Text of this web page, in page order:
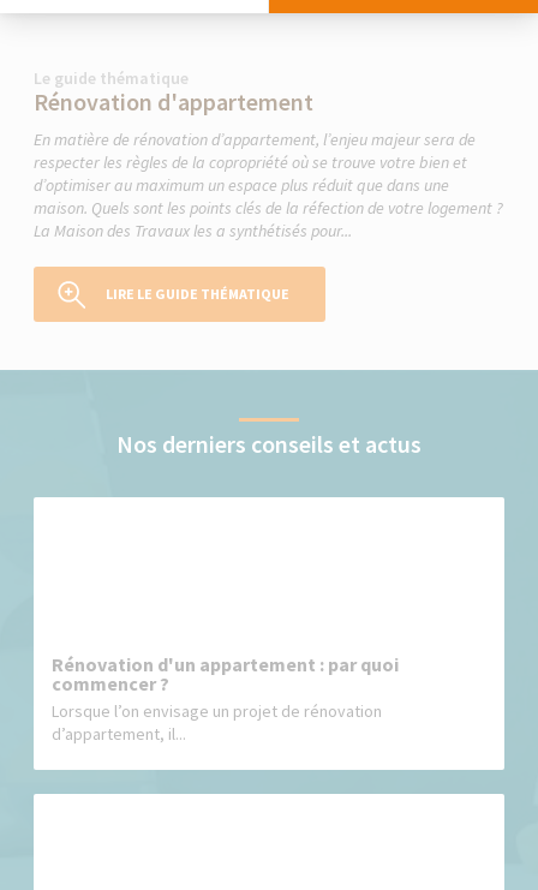
Le guide thématique
Rénovation d'appartement
En matière de rénovation d’appartement, l’enjeu majeur sera de
respecter les règles de la copropriété où se trouve votre bien et
d’optimiser au maximum un espace plus réduit que dans une
maison. Quels sont les points clés de la réfection de votre logement ?
La Maison des Travaux les a synthétisés pour...
LIRE LE GUIDE THÉMATIQUE
Nos derniers conseils et actus
Rénovation d'un appartement : par quoi
commencer ?
Lorsque l’on envisage un projet de rénovation
d’appartement, il...